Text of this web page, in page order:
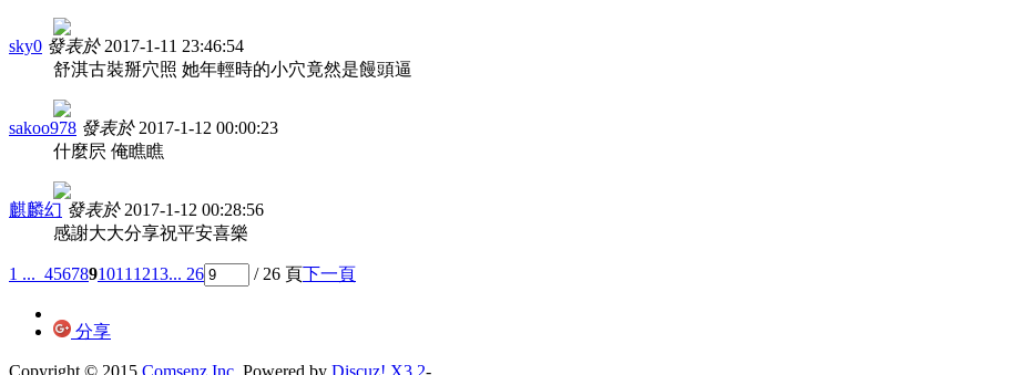
sky0 發表於 2017-1-11 23:46:54
舒淇古裝掰穴照 她年輕時的小穴竟然是饅頭逼
sakoo978 發表於 2017-1-12 00:00:23
什麼屄 俺瞧瞧
麒麟幻 發表於 2017-1-12 00:28:56
感謝大大分享祝平安喜樂
1 ... 4567891011 1213... 26 / 26 頁下一頁
分享
Copyright © 2015 Comsenz Inc. Powered by Discuz! X3.2-